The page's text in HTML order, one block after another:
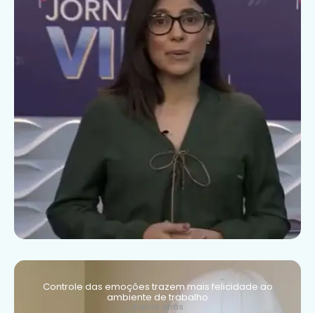
Controle das emoções trazem mais felicidade ao
ambiente de trabalho
4 anos atrás